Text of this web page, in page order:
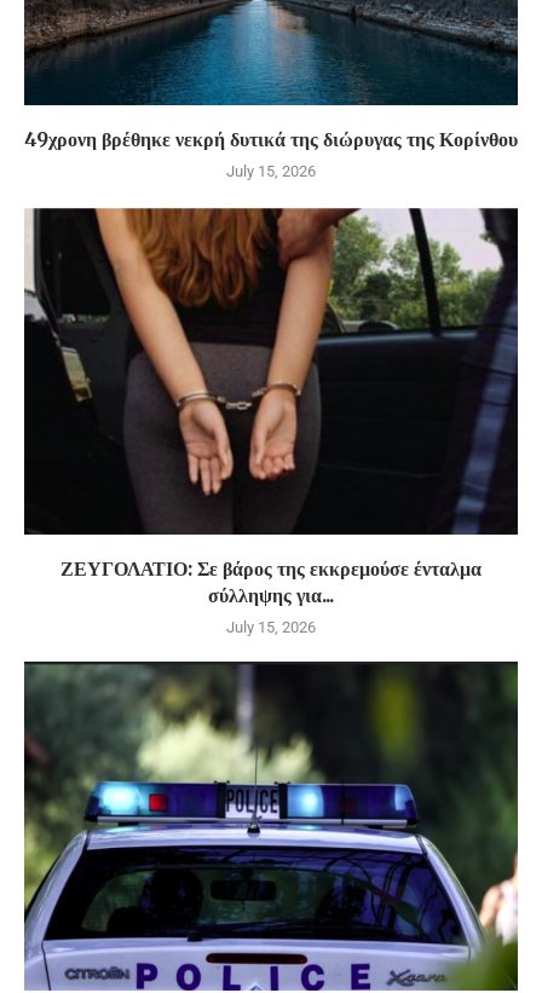
49χρονη βρέθηκε νεκρή δυτικά της διώρυγας της Κορίνθου
July 15, 2026
ΖΕΥΓΟΛΑΤΙΟ: Σε βάρος της εκκρεμούσε ένταλμα
σύλληψης για...
July 15, 2026